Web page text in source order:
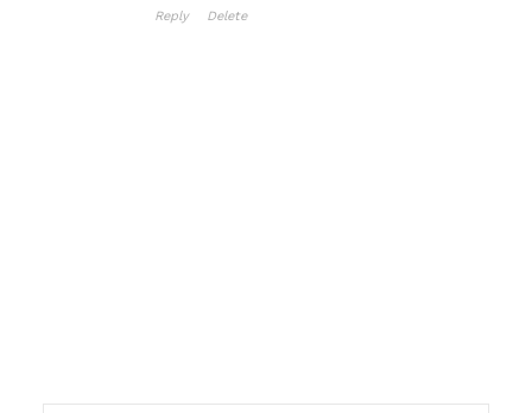
Reply Delete